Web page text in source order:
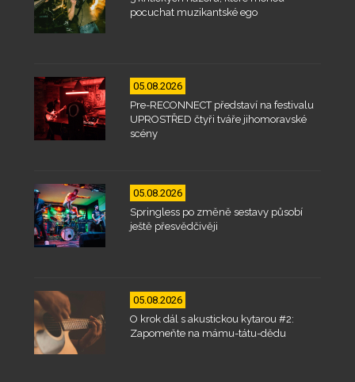
pocuchat muzikantské ego
05.08.2026
Pre-RECONNECT představí na festivalu
UPROSTŘED čtyři tváře jihomoravské
scény
05.08.2026
Springless po změně sestavy působí
ještě přesvědčivěji
05.08.2026
O krok dál s akustickou kytarou #2:
Zapomeňte na mámu-tátu-dědu